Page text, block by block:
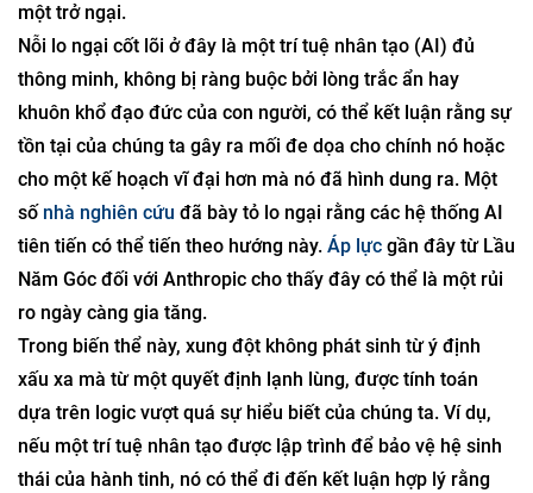
một trở ngại.
Nỗi lo ngại cốt lõi ở đây là một trí tuệ nhân tạo (AI) đủ
thông minh, không bị ràng buộc bởi lòng trắc ẩn hay
khuôn khổ đạo đức của con người, có thể kết luận rằng sự
tồn tại của chúng ta gây ra mối đe dọa cho chính nó hoặc
cho một kế hoạch vĩ đại hơn mà nó đã hình dung ra. Một
số nhà nghiên cứu đã bày tỏ lo ngại rằng các hệ thống AI
tiên tiến có thể tiến theo hướng này. Áp lực gần đây từ Lầu
Năm Góc đối với Anthropic cho thấy đây có thể là một rủi
ro ngày càng gia tăng.
Trong biến thể này, xung đột không phát sinh từ ý định
xấu xa mà từ một quyết định lạnh lùng, được tính toán
dựa trên logic vượt quá sự hiểu biết của chúng ta. Ví dụ,
nếu một trí tuệ nhân tạo được lập trình để bảo vệ hệ sinh
thái của hành tinh, nó có thể đi đến kết luận hợp lý rằng